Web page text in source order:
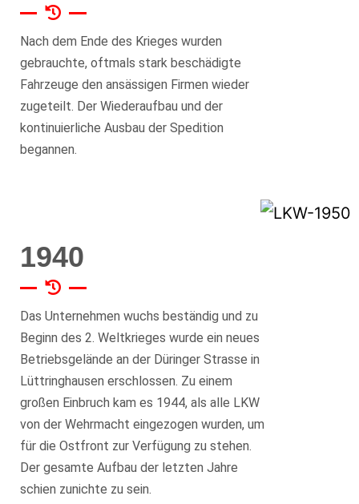
Nach dem Ende des Krieges wurden
gebrauchte, oftmals stark beschädigte
Fahrzeuge den ansässigen Firmen wieder
zugeteilt. Der Wiederaufbau und der
kontinuierliche Ausbau der Spedition
begannen.
1940
Das Unternehmen wuchs beständig und zu
Beginn des 2. Weltkrieges wurde ein neues
Betriebsgelände an der Düringer Strasse in
Lüttringhausen erschlossen. Zu einem
großen Einbruch kam es 1944, als alle LKW
von der Wehrmacht eingezogen wurden, um
für die Ostfront zur Verfügung zu stehen.
Der gesamte Aufbau der letzten Jahre
schien zunichte zu sein.